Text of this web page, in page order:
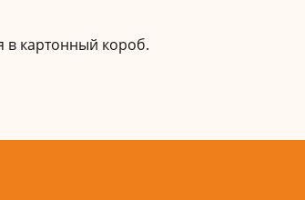
в картонный короб.